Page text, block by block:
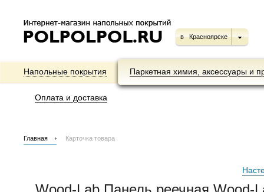
в Красноярске
Напольные покрытия Паркетная химия, аксессуары и
Оплата и доставка
Главная Карточка товара